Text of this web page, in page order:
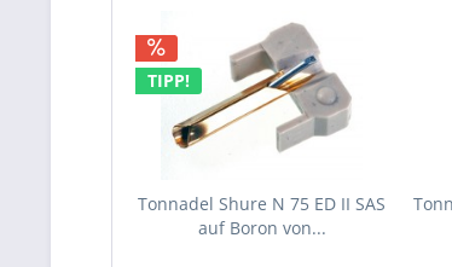
TIPP!
Tonnadel Shure N 75 ED II SAS
auf Boron von...